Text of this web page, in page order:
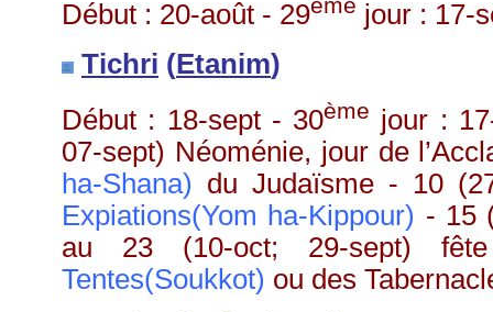
Début : 20-août - 29ème jour : 17-
Tichri (Etanim)
Début : 18-sept - 30ème jour :
07-sept) Néoménie, jour de
ha-Shana) du Judaïsme - 10
Expiations(Yom ha-Kippour) - 15
au 23 (10-oct; 29-sept)
Tentes(Soukkot) ou des